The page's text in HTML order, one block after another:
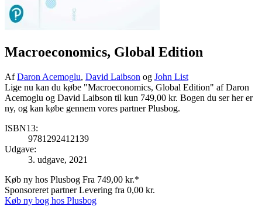
Macroeconomics, Global Edition
AfDaron Acemoglu, David Laibson og John List
Lige nu kan du købe "Macroeconomics, Global Edition" af Daron
Acemoglu og David Laibson til kun 749,00 kr. Bogen du ser her er
ny, og kan købe gennem vores partner Plusbog.
ISBN13:
9781292412139
Udgave:
3. udgave, 2021
Køb ny hos Plusbog Fra 749,00 kr.*
Sponsoreret partnerLevering fra 0,00 kr.
Køb ny bog hos Plusbog